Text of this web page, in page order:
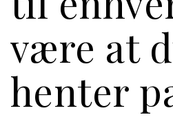
være at
henter